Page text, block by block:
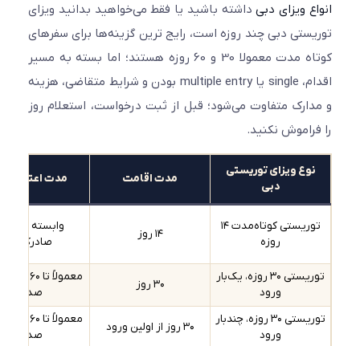
ویزای دبیداشته باشید یا فقط می‌خواهید بدانید ویزای
دبی چند روزه است، رایج ترین گزینه‌ها برای سفرهای
کوتاه مدت معمولا 30 و 60 روزه هستند؛ اما بسته به مسیر
اقدام، single یا multiple entry بودن و شرایط متقاضی، هزینه
متفاوت می‌شود؛ قبل از ثبت درخواست، استعلام روز
نکنید.
ویزای توریستی
مدت اقامت مدت اعتبار ورود
توریستی کوتاه‌مدت ۱۴
وابسته به کانال
توریستی ۳۰ روزه، یک‌بار
معمولاً تا ۶۰ روز از تاریخ
توریستی ۳۰ روزه، چندبار
۳۰ روز از اولین ورود
معمولاً تا ۶۰ روز از تاریخ